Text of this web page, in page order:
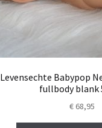
Levensechte Babypop
fullbody blank
€68,95